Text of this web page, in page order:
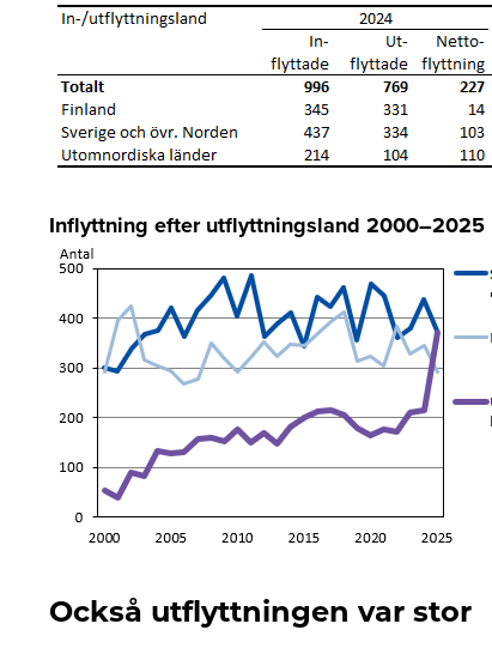
Inflyttning efter utflyttningsland 2000–2025
Också utflyttningen var stor